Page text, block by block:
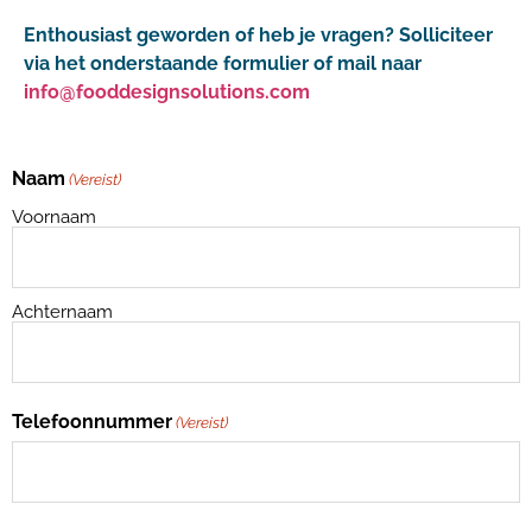
Enthousiast geworden of heb je vragen? Solliciteer
via het onderstaande formulier of mail naar
info@fooddesignsolutions.com
Naam (Vereist)
Voornaam
Achternaam
Telefoonnummer (Vereist)